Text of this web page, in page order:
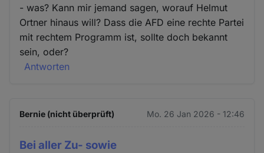
- was? Kann mir jemand sagen, worauf Helmut
Ortner hinaus will? Dass die AFD eine rechte Partei
mit rechtem Programm ist, sollte doch bekannt
sein, oder?
Antworten
Bernie (nicht überprüft) Mo. 26 Jan 2026 - 12:46
Bei aller Zu- sowie